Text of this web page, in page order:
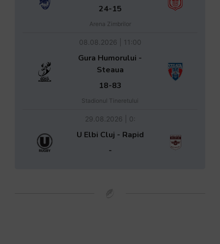
24-15
Arena Zimbrilor
08.08.2026 | 11:00
Gura Humorului -
Steaua
18-83
Stadionul Tineretului
29.08.2026 | 0:
U Elbi Cluj - Rapid
-